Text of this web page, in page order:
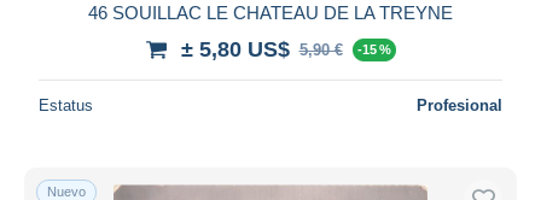
46 SOUILLAC LE CHATEAU DE LA TREYNE
± 5,80 US$ 5,90 € -15 %
Estatus Profesional
Nuevo